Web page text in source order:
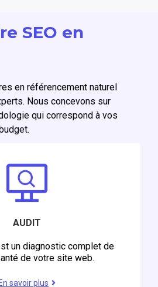
SEO en
en référencement naturel
Nous concevons sur
qui correspond à vos
AUDIT
un diagnostic complet de
de votre site web.
En savoir plus